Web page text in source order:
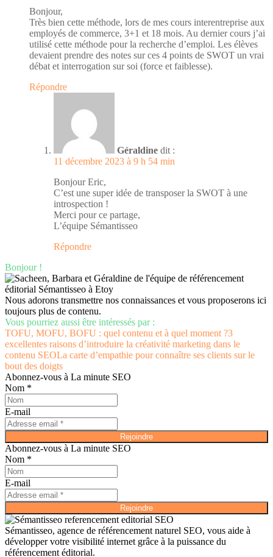
Bonjour,
Très bien cette méthode, lors de mes cours interentreprise aux
employés de commerce, 3+1 et 18 mois. Au dernier cours j’ai
utilisé cette méthode pour la recherche d’emploi. Les élèves
devaient prendre des notes sur ces 4 points de SWOT un vrai
débat et interrogation sur soi (force et faiblesse).
Répondre
Géraldine dit :
11 décembre 2023 à 9 h 54 min
Bonjour Eric,
C’est une super idée de transposer la SWOT à une
introspection !
Merci pour ce partage,
L’équipe Sémantisseo
Répondre
Bonjour !
Nous adorons transmettre nos connaissances et vous proposerons ici
toujours plus de contenu.
Vous pourriez aussi être intéressés par :
TOFU, MOFU, BOFU : quel contenu et à quel moment ?3
excellentes raisons d’introduire la créativité marketing dans le
contenu SEOLa carte d’empathie pour connaître ses clients sur le
bout des doigts
Abonnez-vous à La minute SEO
Nom *
E-mail
Rejoindre
Abonnez-vous à La minute SEO
Nom *
E-mail
Rejoindre
Sémantisseo, agence de référencement naturel SEO, vous aide à
développer votre visibilité internet grâce à la puissance du
référencement éditorial.